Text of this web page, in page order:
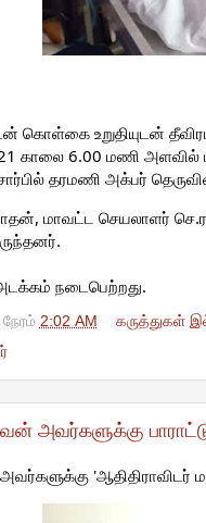
கொள்கை உறுதியுடன்
காலை 6.00 மணி அளவில்
தரமணி அக்பர்
மாவட்ட செயலாளர்
நடைபெற்றது.
நேரம் 2:02 AM
கருத்துகள்
அவர்களுக்கு
அவர்களுக்கு 'ஆதிதிராவிடர்